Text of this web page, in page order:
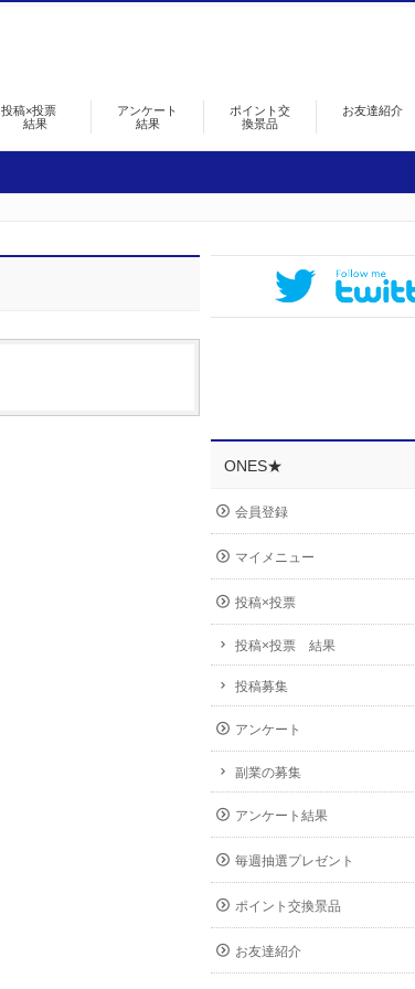
投稿×投票
結果
アンケート
結果
ポイント交
換景品
お友達紹介
ONES★
会員登録
マイメニュー
投稿×投票
投稿×投票 結果
投稿募集
アンケート
副業の募集
アンケート結果
毎週抽選プレゼント
ポイント交換景品
お友達紹介